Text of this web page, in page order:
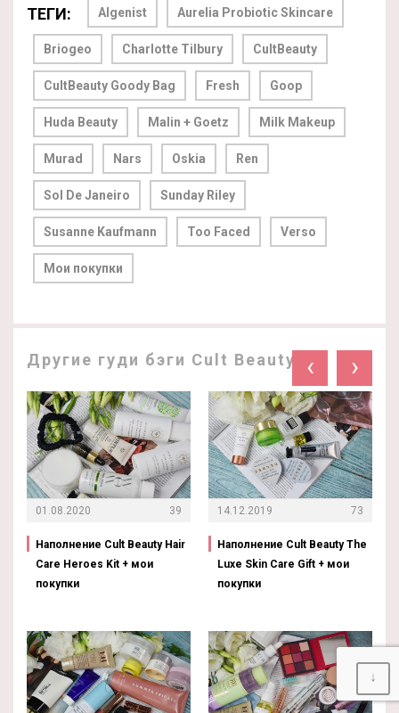
ТЕГИ: Algenist Aurelia Probiotic Skincare
Briogeo Charlotte Tilbury CultBeauty
CultBeauty Goody Bag Fresh Goop
Huda Beauty Malin + Goetz Milk Makeup
Murad Nars Oskia Ren
Sol De Janeiro Sunday Riley
Susanne Kaufmann Too Faced Verso
Мои покупки
Другие гуди бэги Cult Beauty: ‹ ›
01.08.2020 39
Наполнение Cult Beauty Hair
Care Heroes Kit + мои
покупки
14.12.2019 73
Наполнение Cult Beauty The
Luxe Skin Care Gift + мои
покупки
↓